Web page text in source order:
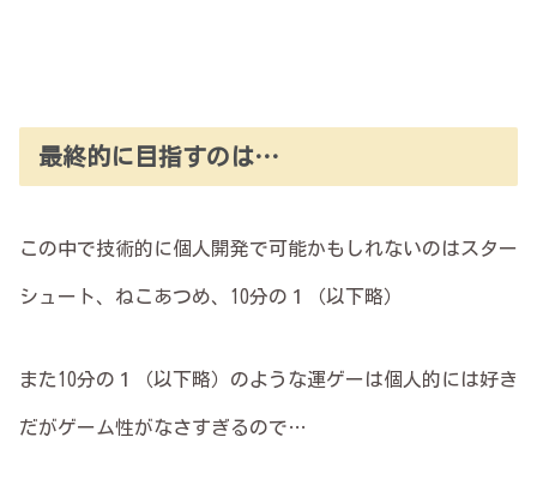
最終的に目指すのは…
この中で技術的に個人開発で可能かもしれないのはスター
シュート、ねこあつめ、10分の１（以下略）
また10分の１（以下略）のような運ゲーは個人的には好き
だがゲーム性がなさすぎるので…